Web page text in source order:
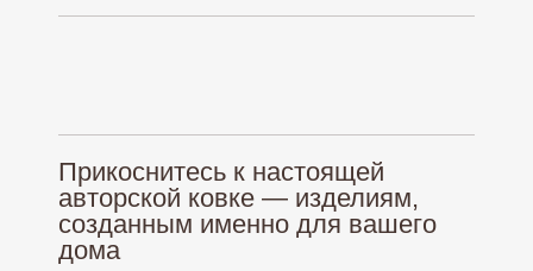
Прикоснитесь к настоящей
авторской ковке — изделиям,
созданным именно для вашего
дома
Политика обработки персональных данных
Согласие на обработку персональных данных
Монтаж
Гарантия
О нас
Люстры из дерева
Кованые люстры